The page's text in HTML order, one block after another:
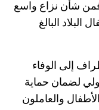
شأن نزاع واسع
البالغ
إلى الوفاء
لضمان حماية
والعاملون